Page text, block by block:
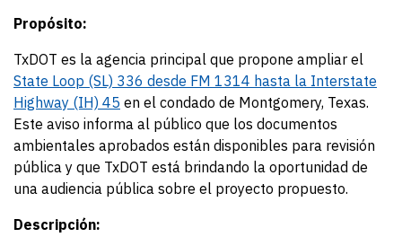
Propósito:
TxDOT es la agencia principal que propone ampliar el
State Loop (SL) 336 desde FM 1314 hasta la Interstate
Highway (IH) 45 en el condado de Montgomery, Texas.
Este aviso informa al público que los documentos
ambientales aprobados están disponibles para revisión
pública y que TxDOT está brindando la oportunidad de
una audiencia pública sobre el proyecto propuesto.
Descripción: